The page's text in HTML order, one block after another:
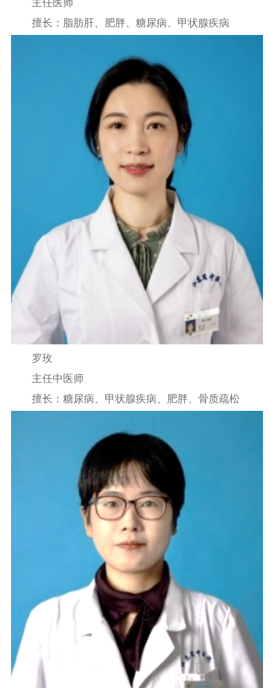
擅长：脂肪肝、肥胖、糖尿病、甲状腺疾病
罗玫
主任中医师
擅长：糖尿病、甲状腺疾病、肥胖、骨质疏松